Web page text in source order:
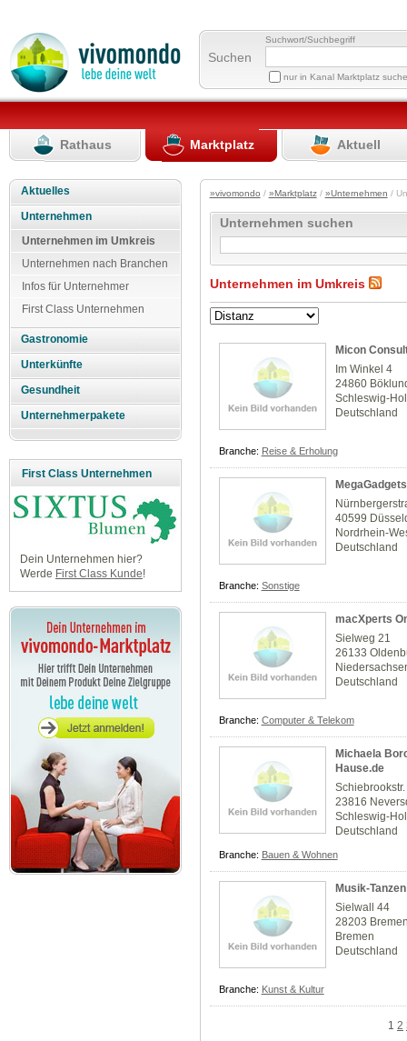
Suchen
Suchwort/Suchbegriff
nur in Kanal Marktplatz
Rathaus Marktplatz Aktuell
Aktuelles
Unternehmen
Unternehmen im Umkreis
Unternehmen nach Branchen
Infos für Unternehmer
First Class Unternehmen
Gastronomie
Unterkünfte
Gesundheit
Unternehmerpakete
First Class Unternehmen
Dein Unternehmen hier?
Werde First Class Kunde!
»vivomondo / »Marktplatz/ »Unternehmen /
Unternehmen suchen
Unternehmen im Umkreis
Micon
Im Winkel 4
24860
Schleswig-
Deutschland
Branche: Reise & Erholung
MegaGadgets
40599
Nordrhein-
Deutschland
Branche: Sonstige
macXperts
Sielweg 21
26133
Deutschland
Branche: Computer & Telekom
Michaela
Hause.de
23816
Schleswig-
Deutschland
Branche: Bauen & Wohnen
Musik-Tanzen
Sielwall 44
28203
Bremen
Deutschland
Branche: Kunst & Kultur
1 2